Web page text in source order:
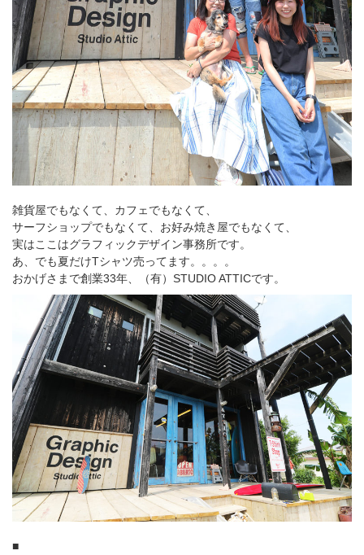
雑貨屋でもなくて、カフェでもなくて、
サーフショップでもなくて、お好み焼き屋でもなくて、
実はここはグラフィックデザイン事務所です。
あ、でも夏だけTシャツ売ってます。。。。
おかげさまで創業33年、（有）STUDIO ATTICです。
■